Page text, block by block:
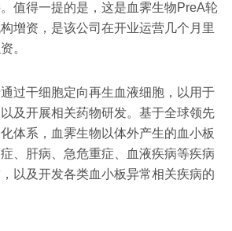
值得一提的是，这是血霁生物PreA轮
增资，是该公司在开业运营几个月里
。
过干细胞定向再生血液细胞，以用于
及开展相关药物研发。基于全球领先
体系，血霁生物以体外产生的血小板
、肝病、急危重症、血液疾病等疾病
以及开发各类血小板异常相关疾病的